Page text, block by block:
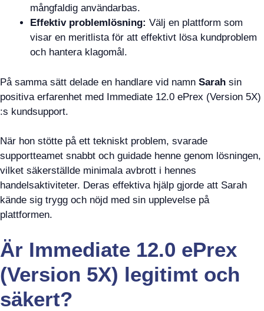
mångfaldig användarbas.
Effektiv problemlösning: Välj en plattform som
visar en meritlista för att effektivt lösa kundproblem
och hantera klagomål.
På samma sätt delade en handlare vid namn Sarah sin
positiva erfarenhet med Immediate 12.0 ePrex (Version 5X)
:s kundsupport.
När hon stötte på ett tekniskt problem, svarade
supportteamet snabbt och guidade henne genom lösningen,
vilket säkerställde minimala avbrott i hennes
handelsaktiviteter. Deras effektiva hjälp gjorde att Sarah
kände sig trygg och nöjd med sin upplevelse på
plattformen.
Är Immediate 12.0 ePrex
(Version 5X) legitimt och
säkert?